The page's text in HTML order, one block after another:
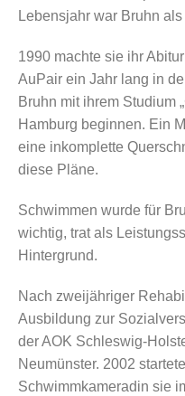
Lebensjahr war Bruhn
1990 machte sie ihr
AuPair ein Jahr lang in
Bruhn mit ihrem Studium
Hamburg beginnen. Ein
eine inkomplette
diese Pläne.
Schwimmen wurde für
wichtig, trat als
Hintergrund.
Nach zweijähriger
Ausbildung zur
der AOK Schleswig-
Neumünster. 2002
Schwimmkameradin sie